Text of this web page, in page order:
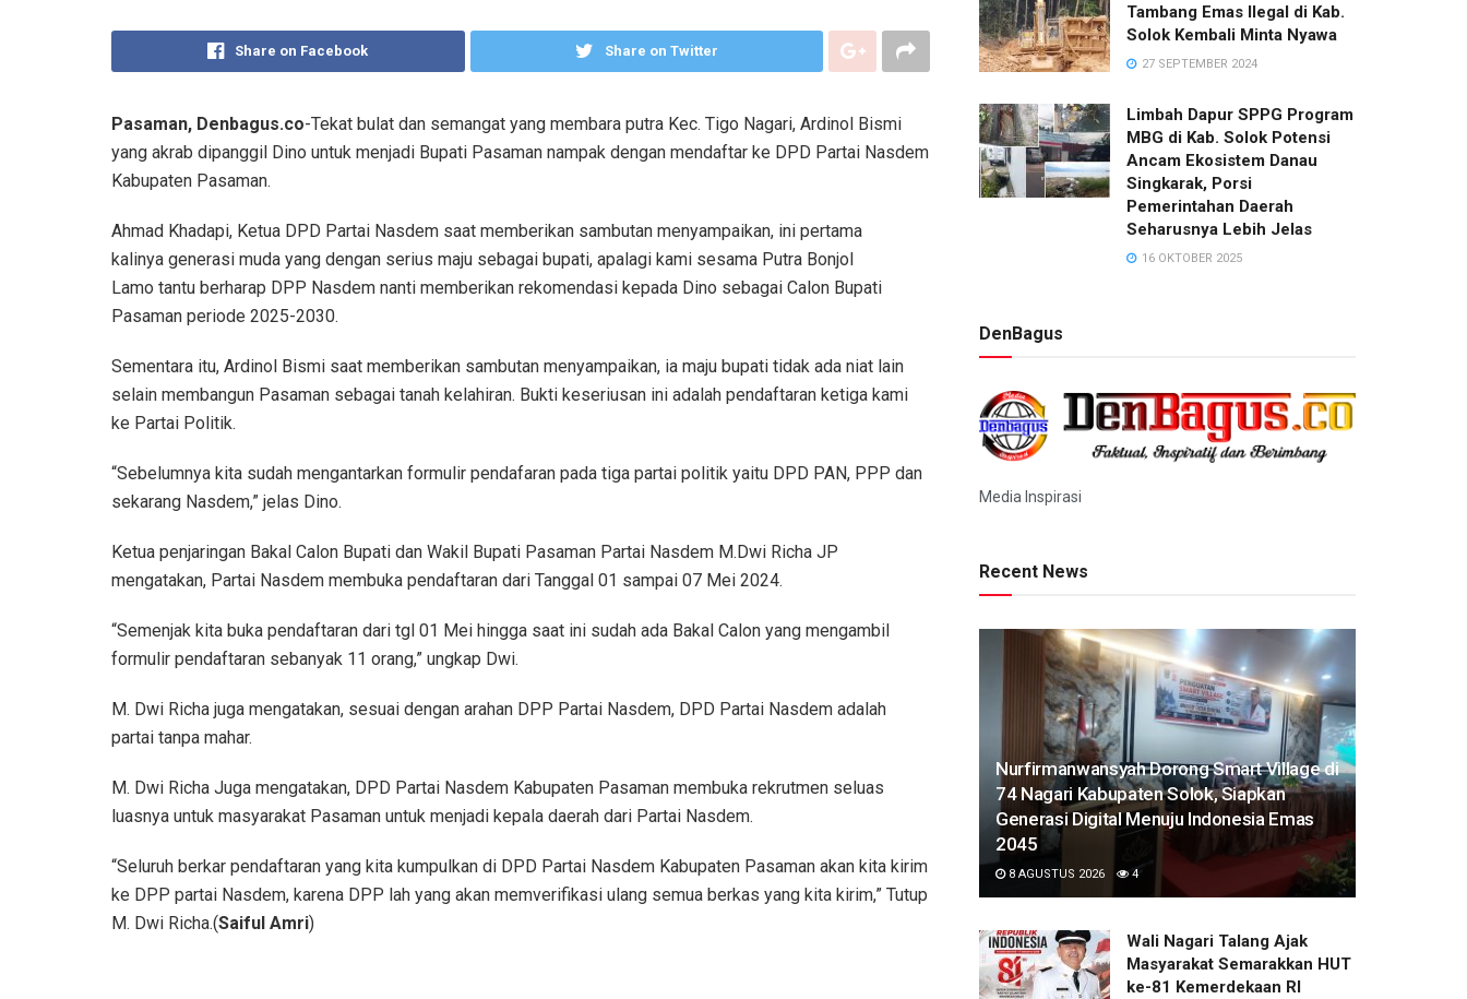
Share on Facebook Share on Twitter
Pasaman, Denbagus.co-Tekat bulat dan semangat yang membara putra Kec. Tigo Nagari, Ardinol Bismi
yang akrab dipanggil Dino untuk menjadi Bupati Pasaman nampak dengan mendaftar ke DPD Partai Nasdem
Kabupaten Pasaman.
Ahmad Khadapi, Ketua DPD Partai Nasdem saat memberikan sambutan menyampaikan, ini pertama
kalinya generasi muda yang dengan serius maju sebagai bupati, apalagi kami sesama Putra Bonjol
Lamo tantu berharap DPP Nasdem nanti memberikan rekomendasi kepada Dino sebagai Calon Bupati
Pasaman periode 2025-2030.
Sementara itu, Ardinol Bismi saat memberikan sambutan menyampaikan, ia maju bupati tidak ada niat lain
selain membangun Pasaman sebagai tanah kelahiran. Bukti keseriusan ini adalah pendaftaran ketiga kami
ke Partai Politik.
“Sebelumnya kita sudah mengantarkan formulir pendafaran pada tiga partai politik yaitu DPD PAN, PPP dan
sekarang Nasdem,” jelas Dino.
Ketua penjaringan Bakal Calon Bupati dan Wakil Bupati Pasaman Partai Nasdem M.Dwi Richa JP
mengatakan, Partai Nasdem membuka pendaftaran dari Tanggal 01 sampai 07 Mei 2024.
“Semenjak kita buka pendaftaran dari tgl 01 Mei hingga saat ini sudah ada Bakal Calon yang mengambil
formulir pendaftaran sebanyak 11 orang,” ungkap Dwi.
M. Dwi Richa juga mengatakan, sesuai dengan arahan DPP Partai Nasdem, DPD Partai Nasdem adalah
partai tanpa mahar.
M. Dwi Richa Juga mengatakan, DPD Partai Nasdem Kabupaten Pasaman membuka rekrutmen seluas
luasnya untuk masyarakat Pasaman untuk menjadi kepala daerah dari Partai Nasdem.
“Seluruh berkar pendaftaran yang kita kumpulkan di DPD Partai Nasdem Kabupaten Pasaman akan kita kirim
ke DPP partai Nasdem, karena DPP lah yang akan memverifikasi ulang semua berkas yang kita kirim,” Tutup
M. Dwi Richa.(Saiful Amri)
Tambang Emas Ilegal di Kab.
Solok Kembali Minta Nyawa
27 SEPTEMBER 2024
Limbah Dapur SPPG Program
MBG di Kab. Solok Potensi
Ancam Ekosistem Danau
Singkarak, Porsi
Pemerintahan Daerah
Seharusnya Lebih Jelas
16 OKTOBER 2025
DenBagus
Media Inspirasi
Recent News
Nurfirmanwansyah Dorong Smart Village di
74 Nagari Kabupaten Solok, Siapkan
Generasi Digital Menuju Indonesia Emas
2045
8 AGUSTUS 2026 4
Wali Nagari Talang Ajak
Masyarakat Semarakkan HUT
ke-81 Kemerdekaan RI